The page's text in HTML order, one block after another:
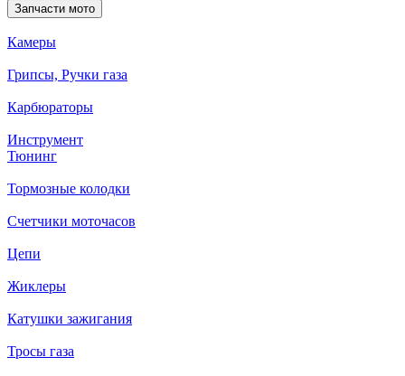
Запчасти мото
Камеры
Грипсы, Ручки газа
Карбюраторы
Инструмент
Тюнинг
Тормозные колодки
Счетчики моточасов
Цепи
Жиклеры
Катушки зажигания
Тросы газа